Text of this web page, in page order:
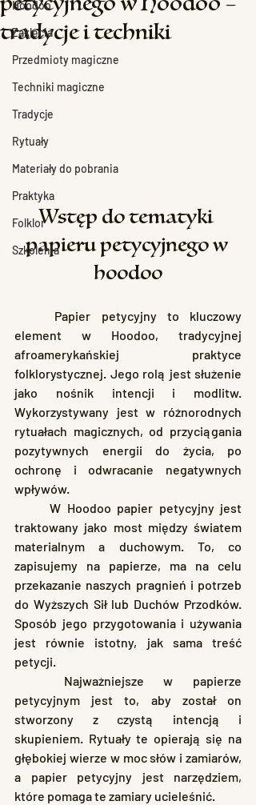
Hoodoo
Zaklęcia
Przedmioty magiczne
Techniki magiczne
Tradycje
Rytuały
Materiały do pobrania
Praktyka
Folklor
Szkolenia
tradycje i techniki
Wstęp do tematyki
papieru petycyjnego w
hoodoo
element w Hoodoo, tradycyjnej
afroamerykańskiej praktyce
folklorystycznej. Jego rolą jest służenie
jako nośnik intencji i modlitw.
Wykorzystywany jest w różnorodnych
rytuałach magicznych, od przyciągania
pozytywnych energii do życia, po
ochronę i odwracanie negatywnych
wpływów.
	W Hoodoo papier petycyjny jest
traktowany jako most między światem
materialnym a duchowym. To, co
zapisujemy na papierze, ma na celu
przekazanie naszych pragnień i potrzeb
do Wyższych Sił lub Duchów Przodków.
Sposób jego przygotowania i używania
jest równie istotny, jak sama treść
petycji.
petycyjnym jest to, aby został on
stworzony z czystą intencją i
skupieniem. Rytuały te opierają się na
głębokiej wierze w moc słów i zamiarów,
a papier petycyjny jest narzędziem,
które pomaga te zamiary ucieleśnić.